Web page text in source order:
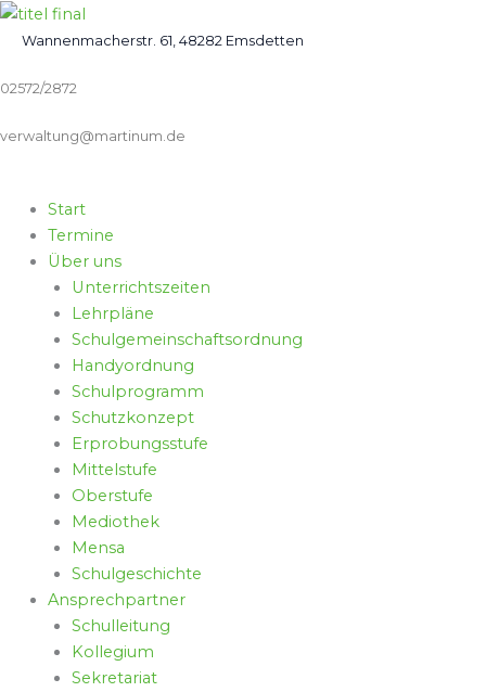
Zum
InhaltWannenmacherstr. 61, 48282 Emsdetten
02572/2872
verwaltung@martinum.de
Start
Termine
Über uns
Unterrichtszeiten
Lehrpläne
Schulgemeinschaftsordnung
Handyordnung
Schulprogramm
Schutzkonzept
Erprobungsstufe
Mittelstufe
Oberstufe
Mediothek
Mensa
Schulgeschichte
Ansprechpartner
Schulleitung
Kollegium
Sekretariat